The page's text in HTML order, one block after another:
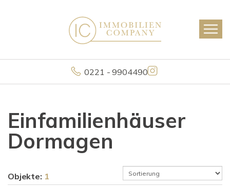
0221 - 9904490
Einfamilienhäuser
Dormagen
Objekte: 1